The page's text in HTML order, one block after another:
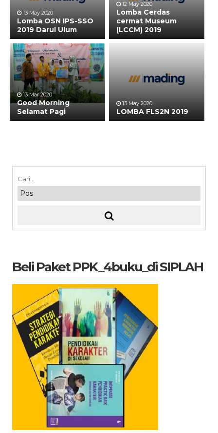
13 May 2020
Lomba OSN IPS-SSO
2019 Darul Ulum
12 May 2020
Lomba Cerdas
cermat Museum
(LCCM) 2019
13 Mar 2020
Good Morning
Selamat Pagi
13 May 2020
LOMBA FLS2N 2019
Beli Paket PPK_4buku_di SIPLAH